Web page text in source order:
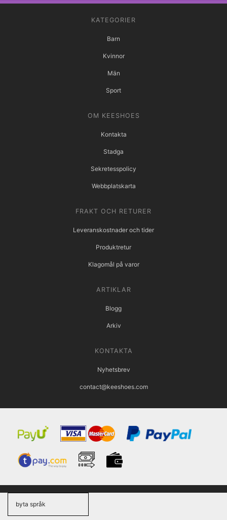
KATEGORIER
Barn
Kvinnor
Män
Sport
OM KEESHOES
Kontakta
Stadga
Sekretesspolicy
Webbplatskarta
FRAKT OCH RETURER
Leveranskostnader och tider
Produktretur
Klagomål på varor
ARTIKLAR
Blogg
Arkiv
KONTAKTA
Nyhetsbrev
contact@keeshoes.com
byta språk